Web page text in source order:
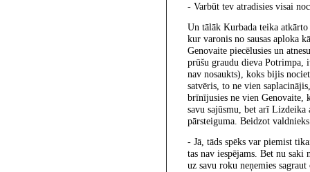
- Varbūt tev atradisies visai
Un tālāk Kurbada teika
kur varonis no sausas aploka
Genovaite piecēlusies un
prūšu graudu dieva Potrimpa,
nav nosaukts), koks bijis
satvēris, to ne vien
brīnījusies ne vien Genovaite,
savu sajūsmu, bet arī
pārsteiguma. Beidzot
- Jā, tāds spēks var piemist
tas nav iespējams. Bet nu
uz savu roku neņemies